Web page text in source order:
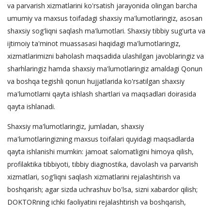
va parvarish xizmatlarini ko'rsatish jarayonida olingan barcha
umumiy va maxsus toifadagi shaxsiy ma'lumotlaringiz, asosan
shaxsiy sog'liqni saqlash ma'lumotlari. Shaxsiy tibbiy sug'urta va
ijtimoiy ta'minot muassasasi haqidagi ma'lumotlaringiz,
xizmatlarimizni baholash maqsadida ulashilgan javoblaringiz va
sharhlaringiz hamda shaxsiy ma'lumotlaringiz amaldagi Qonun
va boshqa tegishli qonun hujjatlarida ko'rsatilgan shaxsiy
ma'lumotlarni qayta ishlash shartlari va maqsadlari doirasida
qayta ishlanadi.
Shaxsiy ma'lumotlaringiz, jumladan, shaxsiy
ma'lumotlaringizning maxsus toifalari quyidagi maqsadlarda
qayta ishlanishi mumkin: jamoat salomatligini himoya qilish,
profilaktika tibbiyoti, tibbiy diagnostika, davolash va parvarish
xizmatlari, sog'liqni saqlash xizmatlarini rejalashtirish va
boshqarish; agar sizda uchrashuv bo'lsa, sizni xabardor qilish;
DOKTORning ichki faoliyatini rejalashtirish va boshqarish,